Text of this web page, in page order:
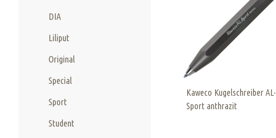
DIA
Liliput
Original
Special
Sport
Student
Kaweco Kugelschreiber AL-
Sport anthrazit